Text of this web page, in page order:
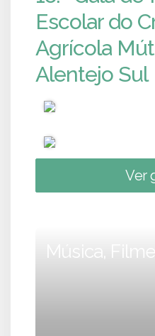
Escolar do
Agrícola
Alentejo Sul
Ver
Música, Filme